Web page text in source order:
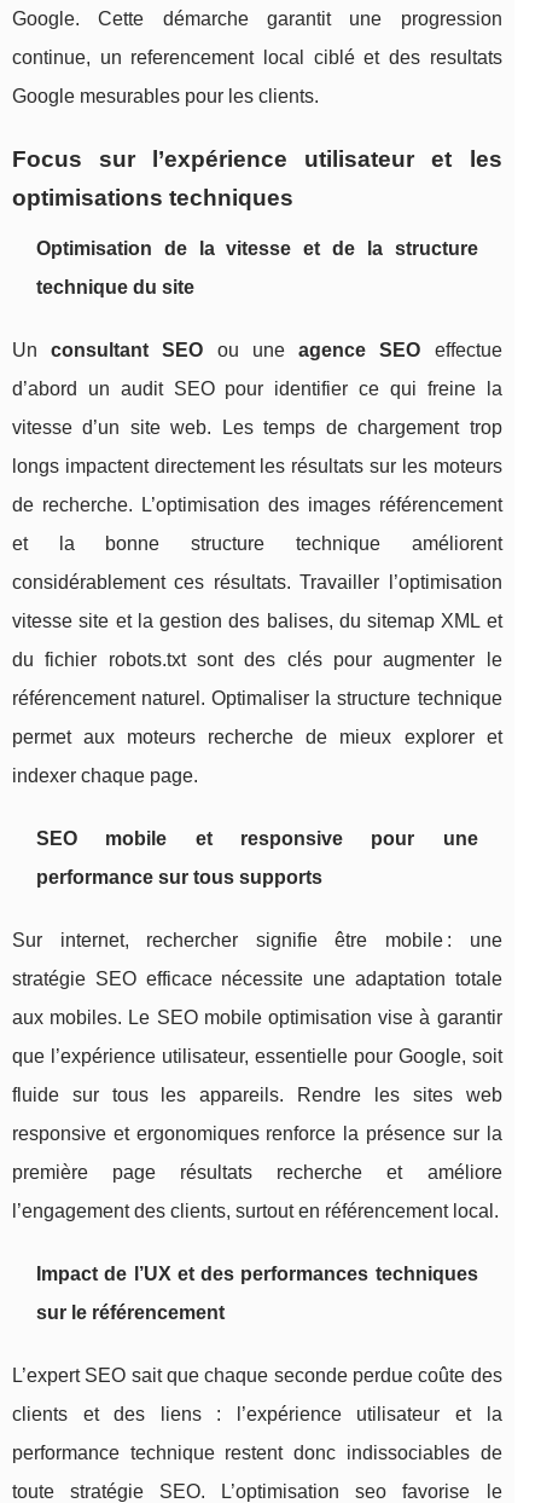
Google. Cette démarche garantit une progression
continue, un referencement local ciblé et des resultats
Google mesurables pour les clients.
Focus sur l’expérience utilisateur et les
optimisations techniques
Optimisation de la vitesse et de la structure
technique du site
Unconsultant SEO ou uneagence SEO effectue
d’abord un audit SEO pour identifier ce qui freine la
vitesse d’un site web. Les temps de chargement trop
longs impactent directement les résultats sur les moteurs
de recherche. L’optimisation des images référencement
et la bonne structure technique améliorent
considérablement ces résultats. Travailler l’optimisation
vitesse site et la gestion des balises, du sitemap XML et
du fichier robots.txt sont des clés pour augmenter le
référencement naturel. Optimaliser la structure technique
permet aux moteurs recherche de mieux explorer et
indexer chaque page.
SEO mobile et responsive pour une
performance sur tous supports
Sur internet, rechercher signifie être mobile : une
stratégie SEO efficace nécessite une adaptation totale
aux mobiles. Le SEO mobile optimisation vise à garantir
que l’expérience utilisateur, essentielle pour Google, soit
fluide sur tous les appareils. Rendre les sites web
responsive et ergonomiques renforce la présence sur la
première page résultats recherche et améliore
l’engagement des clients, surtout en référencement local.
Impact de l’UX et des performances techniques
sur le référencement
L’expert SEO sait que chaque seconde perdue coûte des
clients et des liens : l’expérience utilisateur et la
performance technique restent donc indissociables de
toute stratégie SEO. L’optimisation seo favorise le